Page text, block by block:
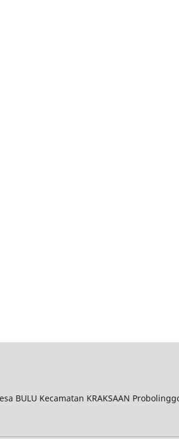
BULU Kecamatan KRAKSAAN